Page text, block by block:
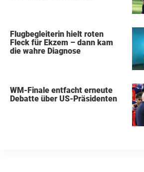
Flugbegleiterin hielt roten
Fleck für Ekzem – dann kam
die wahre Diagnose
WM-Finale entfacht erneute
Debatte über US-Präsidenten